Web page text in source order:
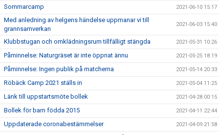
Sommarcamp 2021-06-10 15:17
Med anledning av helgens händelse uppmanar vi till
grannsamverkan
2021-06-03 15:40
Klubbstugan och omklädningsrum tillfälligt stängda 2021-05-31 10:26
Påminnelse: Naturgräset är inte öppnat ännu 2021-05-25 18:19
Påminnelse: Ingen publik på matcherna 2021-05-14 20:33
Röbäck Camp 2021 ställs in 2021-05-04 11:25
Länk till uppstartsmöte bollek 2021-04-28 00:15
Bollek för barn födda 2015 2021-04-11 22:44
Uppdaterade coronabestämmelser 2021-04-09 21:58